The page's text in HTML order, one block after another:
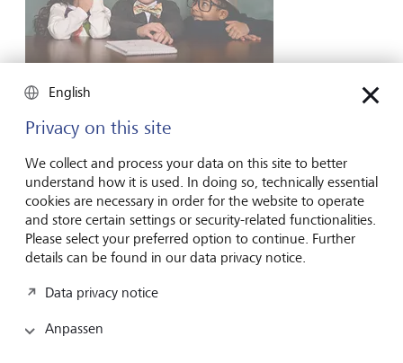
Unternehmertum
Wer ein Unternehmen gründen will, wartet oft auf die eine
geniale Idee. Dabei entsteht Unternehmertum selten durch
Geistesblitze - sondern durch Marktgefühl, Neugier und
Mut.
16. Juli 2026
Mehr entdecken
Global Investment Outlook
English
Privacy on this site
We collect and process your data on this site to better
understand how it is used. In doing so, technically essential
cookies are necessary in order for the website to operate
and store certain settings or security-related functionalities.
Please select your preferred option to continue. Further
details can be found in our data privacy notice.
Data privacy notice
Anpassen